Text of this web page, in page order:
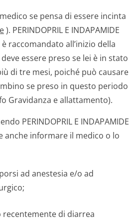
se pensa di essere incinta
). PERINDOPRIL E INDAPAMIDE
raccomandato all’inizio della
essere preso se lei è in stato
di tre mesi, poiché può causare
se preso in questo periodo
Gravidanza e allattamento).
PERINDOPRIL E INDAPAMIDE
anche informare il medico o lo
ad anestesia e/o ad
recentemente di diarrea